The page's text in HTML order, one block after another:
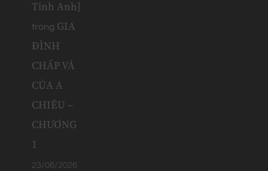
Tinh Anh]
trong GIA
ĐÌNH
CHẤP VÁ
CỦA A
CHIÊU –
CHƯƠNG
1
23/06/2026